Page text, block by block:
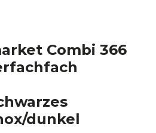
Combi 366
dunkel